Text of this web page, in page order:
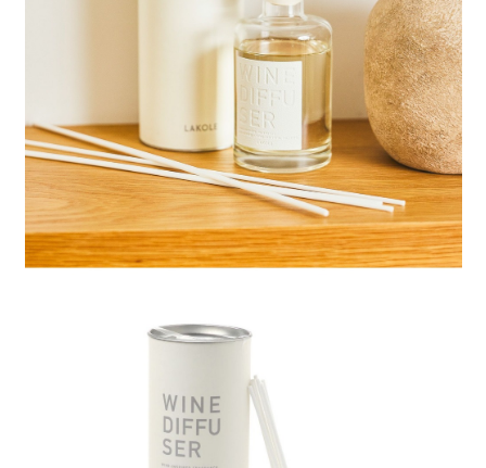
１．透過由恩沛科技股份有限公司提供之「AFTEE先享後付」服務完成之交
易，需依本服務之必要範圍內提供個人資料，並將交易相關給付款項請求債
權轉讓予恩沛科技股份有限公司。
２．關於個人資料處理事宜，請瀏覽以下網址：
https://aftee.tw/terms/#terms3
３．未成年的使用者請事先徵得法定代理人或監護人之同意方可使用
「AFTEE先享後付」，若未經同意申辦者引起之損失，本公司不負相關責
任。
４．使用「AFTEE先享後付」時，將依據個別帳號之用戶狀況，依本公司即
時審查核予不同之上限額度；若仍有額度不足之情形，本公司將視審查結果
請求用戶進行身份認證。
５．嚴禁一人註冊多個帳號或使用他人資訊註冊。若發現惡意使用之情形，
恩沛科技股份有限公司將有權停止該用戶之使用額度並採取法律行動。